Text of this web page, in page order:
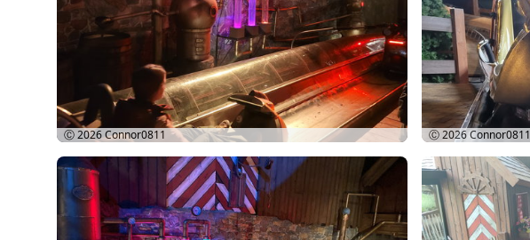
Ⓒ 2026Connor0811 Ⓒ 2026Connor0811